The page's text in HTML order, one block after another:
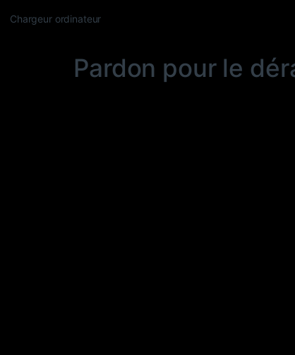
Chargeur ordinateur
Pardon pour le